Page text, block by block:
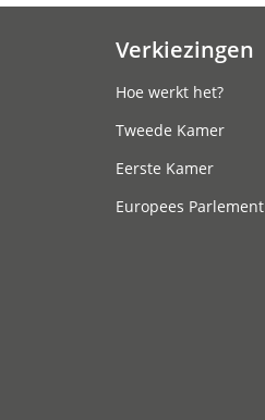
Verkiezingen
Hoe werkt het?
Tweede Kamer
Eerste Kamer
Europees Parlement